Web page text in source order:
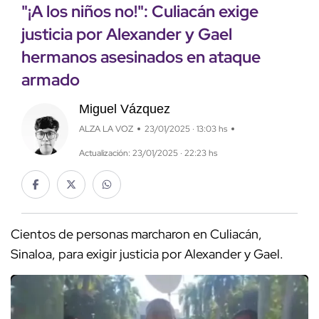
"¡A los niños no!": Culiacán exige
justicia por Alexander y Gael
hermanos asesinados en ataque
armado
Miguel Vázquez
ALZA LA VOZ 23/01/2025 · 13:03 hs
Actualización: 23/01/2025 · 22:23 hs
Cientos de personas marcharon en Culiacán,
Sinaloa, para exigir justicia por Alexander y Gael.